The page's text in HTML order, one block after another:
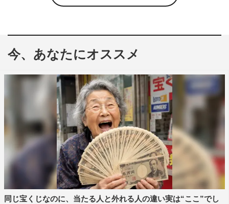
今作「もう一度君と踊りたい」は2019年9月に初公演さ
として上演された完全オリジナル作品だ。
トップダンサーになることを夢見る青年5人の、友情や夢
の狭間で揺れ動く心情を描いた青春感動ストーリーで、佐
野玲於や佐藤大樹のほか、GENERATIONSの関口メンデ
ィー、THE RAMPAGEの岩谷翔吾、浦川翔平、藤原樹、
長谷川慎、FANTASTICSの澤本夏輝、瀬口黎弥、木村慧
人ら総勢10名のアーティストが2組に分かれて公演を行
う。
また、ラストには実際にダンスを披露するシーンもあり、
普段見ることのできない組み合わせでのパフォーマンスも
必見だ。
今、あなたにオススメ
同じ宝くじなのに、当たる人と外れる人の違い実は“ここ”でし